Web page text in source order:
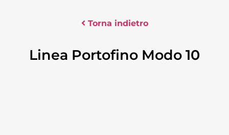
Torna indietro
Linea Portofino Modo 10